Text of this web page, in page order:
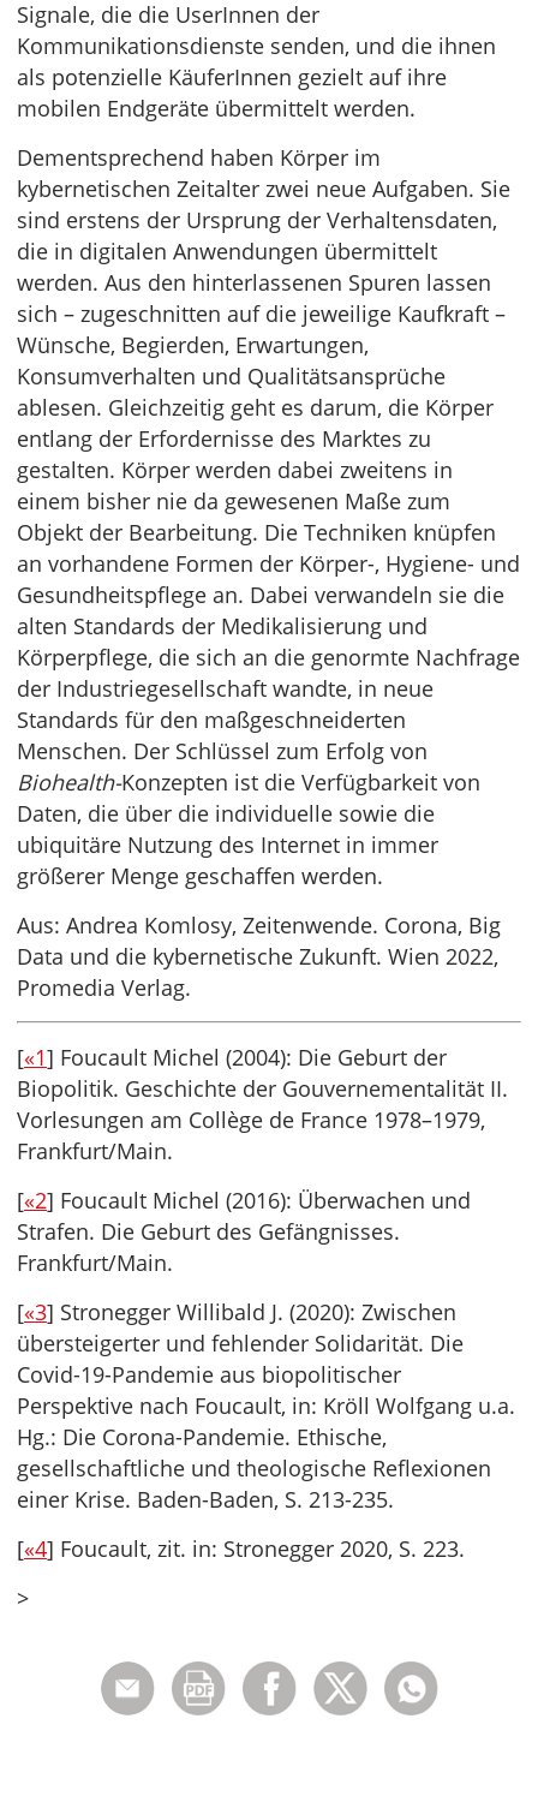
Signale, die die UserInnen der
Kommunikationsdienste senden, und die ihnen
als potenzielle KäuferInnen gezielt auf ihre
mobilen Endgeräte übermittelt werden.
Dementsprechend haben Körper im
kybernetischen Zeitalter zwei neue Aufgaben. Sie
sind erstens der Ursprung der Verhaltensdaten,
die in digitalen Anwendungen übermittelt
werden. Aus den hinterlassenen Spuren lassen
sich – zugeschnitten auf die jeweilige Kaufkraft –
Wünsche, Begierden, Erwartungen,
Konsumverhalten und Qualitätsansprüche
ablesen. Gleichzeitig geht es darum, die Körper
entlang der Erfordernisse des Marktes zu
gestalten. Körper werden dabei zweitens in
einem bisher nie da gewesenen Maße zum
Objekt der Bearbeitung. Die Techniken knüpfen
an vorhandene Formen der Körper-, Hygiene- und
Gesundheitspflege an. Dabei verwandeln sie die
alten Standards der Medikalisierung und
Körperpflege, die sich an die genormte Nachfrage
der Industriegesellschaft wandte, in neue
Standards für den maßgeschneiderten
Menschen. Der Schlüssel zum Erfolg von
Biohealth-Konzepten ist die Verfügbarkeit von
Daten, die über die individuelle sowie die
ubiquitäre Nutzung des Internet in immer
größerer Menge geschaffen werden.
Aus: Andrea Komlosy, Zeitenwende. Corona, Big
Data und die kybernetische Zukunft. Wien 2022,
Promedia Verlag.
[«1] Foucault Michel (2004): Die Geburt der
Biopolitik. Geschichte der Gouvernementalität II.
Vorlesungen am Collège de France 1978–1979,
Frankfurt/Main.
[«2] Foucault Michel (2016): Überwachen und
Strafen. Die Geburt des Gefängnisses.
Frankfurt/Main.
[«3] Stronegger Willibald J. (2020): Zwischen
übersteigerter und fehlender Solidarität. Die
Covid-19-Pandemie aus biopolitischer
Perspektive nach Foucault, in: Kröll Wolfgang u.a.
Hg.: Die Corona-Pandemie. Ethische,
gesellschaftliche und theologische Reflexionen
einer Krise. Baden-Baden, S. 213-235.
[«4] Foucault, zit. in: Stronegger 2020, S. 223.
>